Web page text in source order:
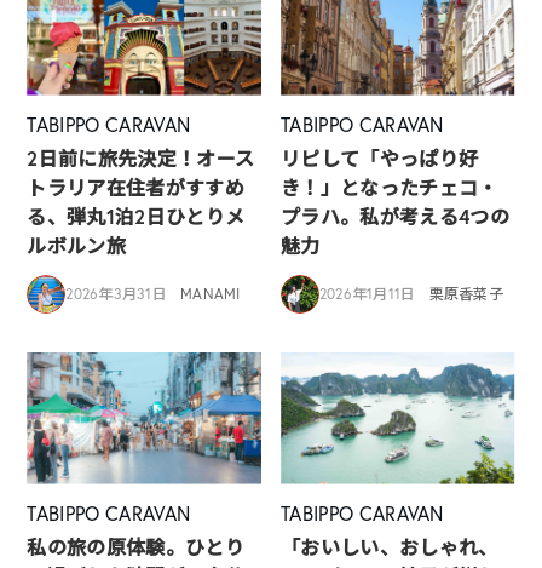
TABIPPO CARAVAN
2日前に旅先決定！オース
トラリア在住者がすすめ
る、弾丸1泊2日ひとりメ
ルボルン旅
2026年3月31日 MANAMI
TABIPPO CARAVAN
リピして「やっぱり好
き！」となったチェコ・
プラハ。私が考える4つの
魅力
2026年1月11日 栗原香菜子
TABIPPO CARAVAN
私の旅の原体験。ひとり
TABIPPO CARAVAN
「おいしい、おしゃれ、